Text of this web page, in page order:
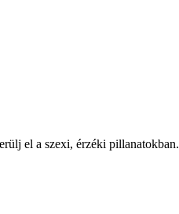
el a szexi, érzéki pillanatokban.